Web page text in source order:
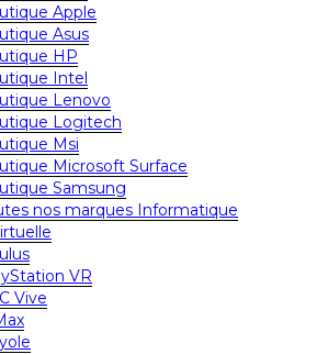
Apple
Asus
HP
Intel
Lenovo
Logitech
Msi
Microsoft Surface
Samsung
nos marques Informatique
VR
Vive